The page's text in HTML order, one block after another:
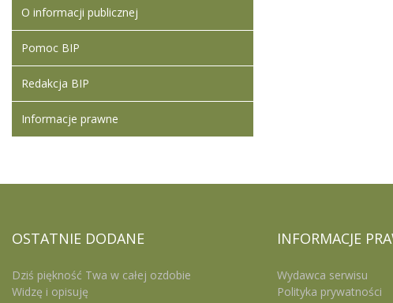
O informacji publicznej
Pomoc BIP
Redakcja BIP
Informacje prawne
OSTATNIE DODANE
Dziś piękność Twa w całej ozdobie
Widzę i opisuję
INFORMACJE
Wydawca serwisu
Polityka prywatności